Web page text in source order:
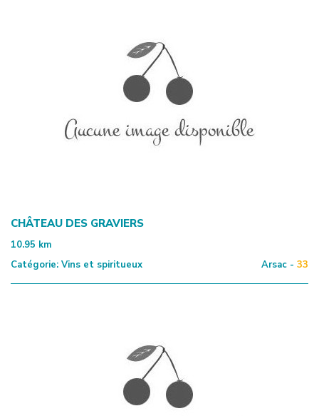
CHÂTEAU DES GRAVIERS
10.95 km
Catégorie: Vins et spiritueux Arsac - 33